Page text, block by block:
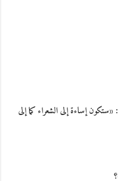
إساءة إلى الشعراء كما إلى